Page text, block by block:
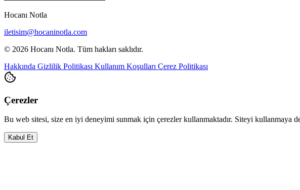
Hocanı Notla
iletisim@hocaninotla.com
© 2026 Hocanı Notla. Tüm hakları saklıdır.
Hakkında Gizlilik Politikası Kullanım Koşulları Çerez Politikası
Çerezler
Bu web sitesi, size en iyi deneyimi sunmak için çerezler kullanmaktadır. Siteyi kullanmaya
Kabul Et